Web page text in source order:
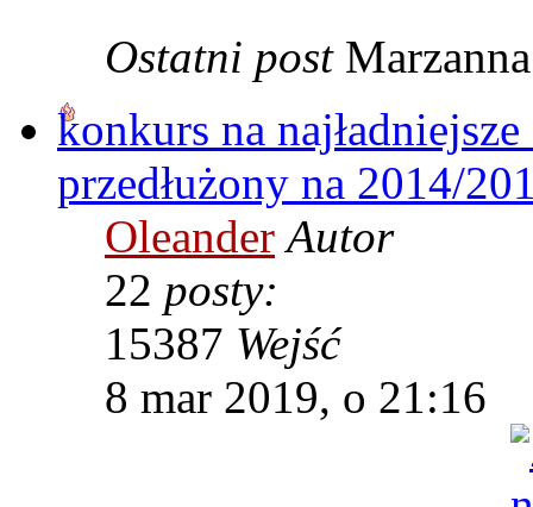
Ostatni post
konkurs na
przedłużony na 2014/
Oleander Autor
22 posty:
15387 Wejść
8 mar 2019, o 21:16